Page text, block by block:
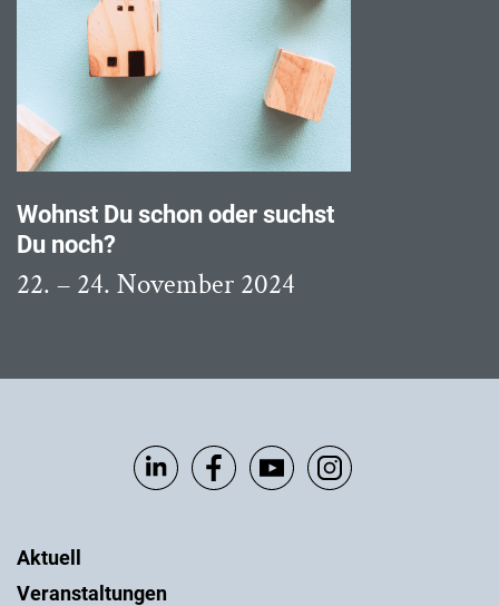
Wohnst Du schon oder suchst
Du noch?
22. – 24. November 2024
Aktuell
Veranstaltungen